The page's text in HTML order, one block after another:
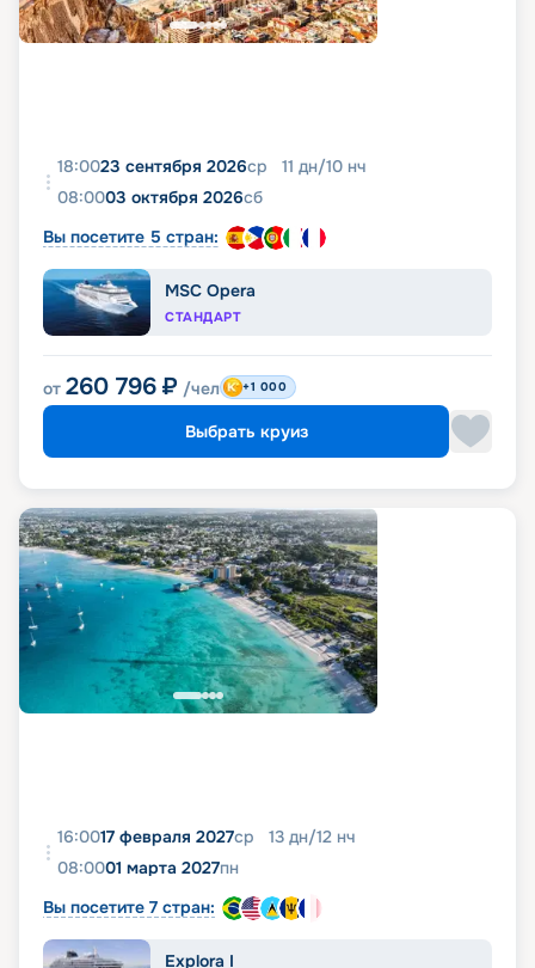
18:0023 сентября 2026ср 11 дн/10 нч
08:0003 октября 2026сб
Вы посетите 5 стран:
MSC Opera
СТАНДАРТ
от 260 796 ₽ /чел +1 000
Выбрать круиз
16:0017 февраля 2027ср 13 дн/12 нч
08:0001 марта 2027пн
Вы посетите 7 стран:
Explora I